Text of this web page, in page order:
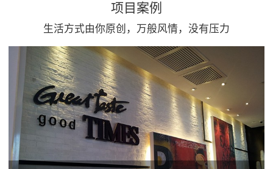
项目案例
生活方式由你原创，万般风情，没有压力